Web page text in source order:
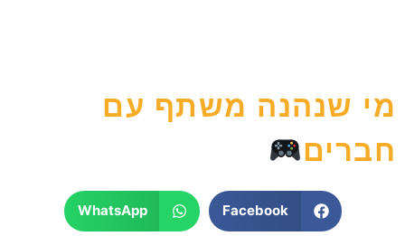
מי שנהנה משתף עם
חברים
Facebook
WhatsApp